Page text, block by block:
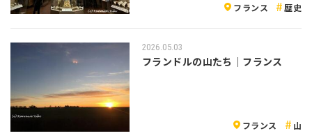
フランス 歴史
2026.05.03
フランドルの山たち｜フランス
フランス 山